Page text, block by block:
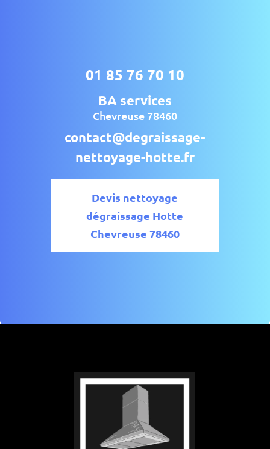
01 85 76 70 10
BA services
Chevreuse 78460
contact@degraissage-
nettoyage-hotte.fr
Devis nettoyage
dégraissage Hotte
Chevreuse 78460